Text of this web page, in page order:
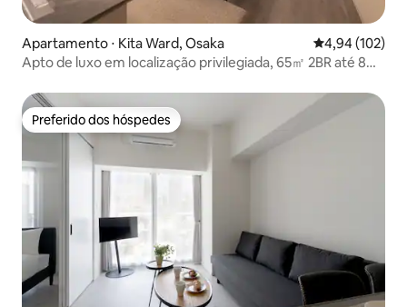
Apartamento ⋅ Kita Ward, Osaka 4,94 de uma
4,94 (102)
Apto de luxo em localização privilegiada, 65㎡ 2BR até 8
Preferido dos hóspedes
Preferido dos hóspedes